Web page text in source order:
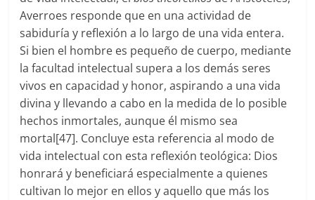
Averroes responde que en una actividad de
sabiduría y reflexión a lo largo de una vida entera.
Si bien el hombre es pequeño de cuerpo, mediante
la facultad intelectual supera a los demás seres
vivos en capacidad y honor, aspirando a una vida
divina y llevando a cabo en la medida de lo posible
hechos inmortales, aunque él mismo sea
mortal[47]. Concluye esta referencia al modo de
vida intelectual con esta reflexión teológica: Dios
honrará y beneficiará especialmente a quienes
cultivan lo mejor en ellos y aquello que más los